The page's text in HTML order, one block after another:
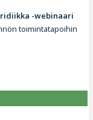
-webinaari
toimintatapoihin